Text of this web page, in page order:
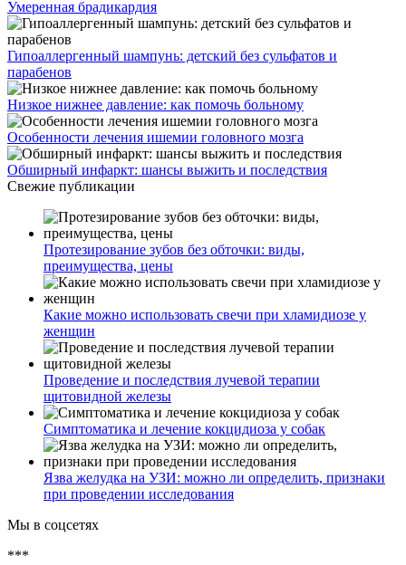
Умеренная брадикардия
Гипоаллергенный шампунь: детский без сульфатов и
парабенов
Низкое нижнее давление: как помочь больному
Особенности лечения ишемии головного мозга
Обширный инфаркт: шансы выжить и последствия
Свежие публикации
Протезирование зубов без обточки: виды,
преимущества, цены
Какие можно использовать свечи при хламидиозе у
женщин
Проведение и последствия лучевой терапии
щитовидной железы
Симптоматика и лечение кокцидиоза у собак
Язва желудка на УЗИ: можно ли определить, признаки
при проведении исследования
Мы в соцсетях
***